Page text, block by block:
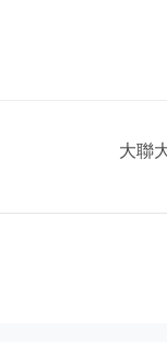
大聯